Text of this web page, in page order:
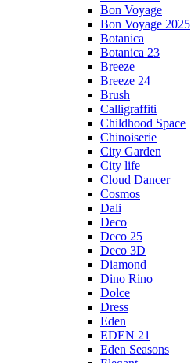
Bon Voyage
Bon Voyage 2025
Botanica
Botanica 23
Breeze
Breeze 24
Brush
Calligraffiti
Childhood Space
Chinoiserie
City Garden
City life
Cloud Dancer
Cosmos
Dali
Deco
Deco 25
Deco 3D
Diamond
Dino Rino
Dolce
Dress
Eden
EDEN 21
Eden Seasons